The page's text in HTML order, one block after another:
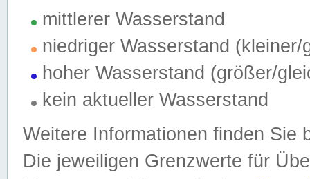
mittlerer Wasserstand
niedriger Wasserstand (kleiner/
hoher Wasserstand (größer/
kein aktueller Wasserstand
Weitere Informationen finden Sie
Die jeweiligen Grenzwerte für